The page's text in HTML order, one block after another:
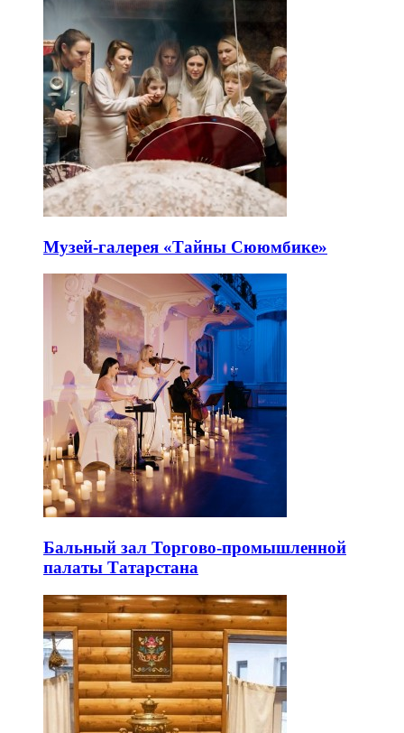
Музей-галерея «Тайны Сююмбике»
Бальный зал Торгово-промышленной
палаты Татарстана